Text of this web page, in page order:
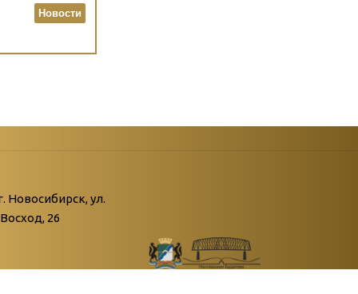
Новости
поры пустыри…»
Новосибирск, ул.
Восход, 26